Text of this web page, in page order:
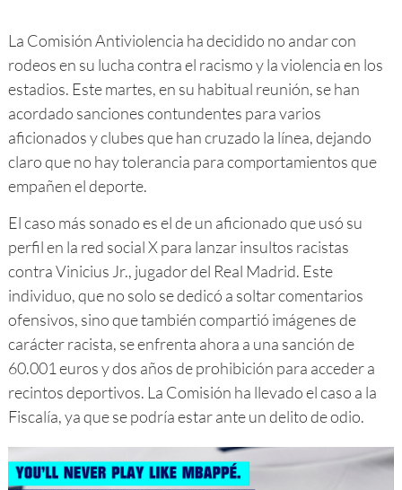
La Comisión Antiviolencia ha decidido no andar con
rodeos en su lucha contra el racismo y la violencia en los
estadios. Este martes, en su habitual reunión, se han
acordado sanciones contundentes para varios
aficionados y clubes que han cruzado la línea, dejando
claro que no hay tolerancia para comportamientos que
empañen el deporte.
El caso más sonado es el de un aficionado que usó su
perfil en la red social X para lanzar insultos racistas
contra Vinicius Jr., jugador del Real Madrid. Este
individuo, que no solo se dedicó a soltar comentarios
ofensivos, sino que también compartió imágenes de
carácter racista, se enfrenta ahora a una sanción de
60.001 euros y dos años de prohibición para acceder a
recintos deportivos. La Comisión ha llevado el caso a la
Fiscalía, ya que se podría estar ante un delito de odio.